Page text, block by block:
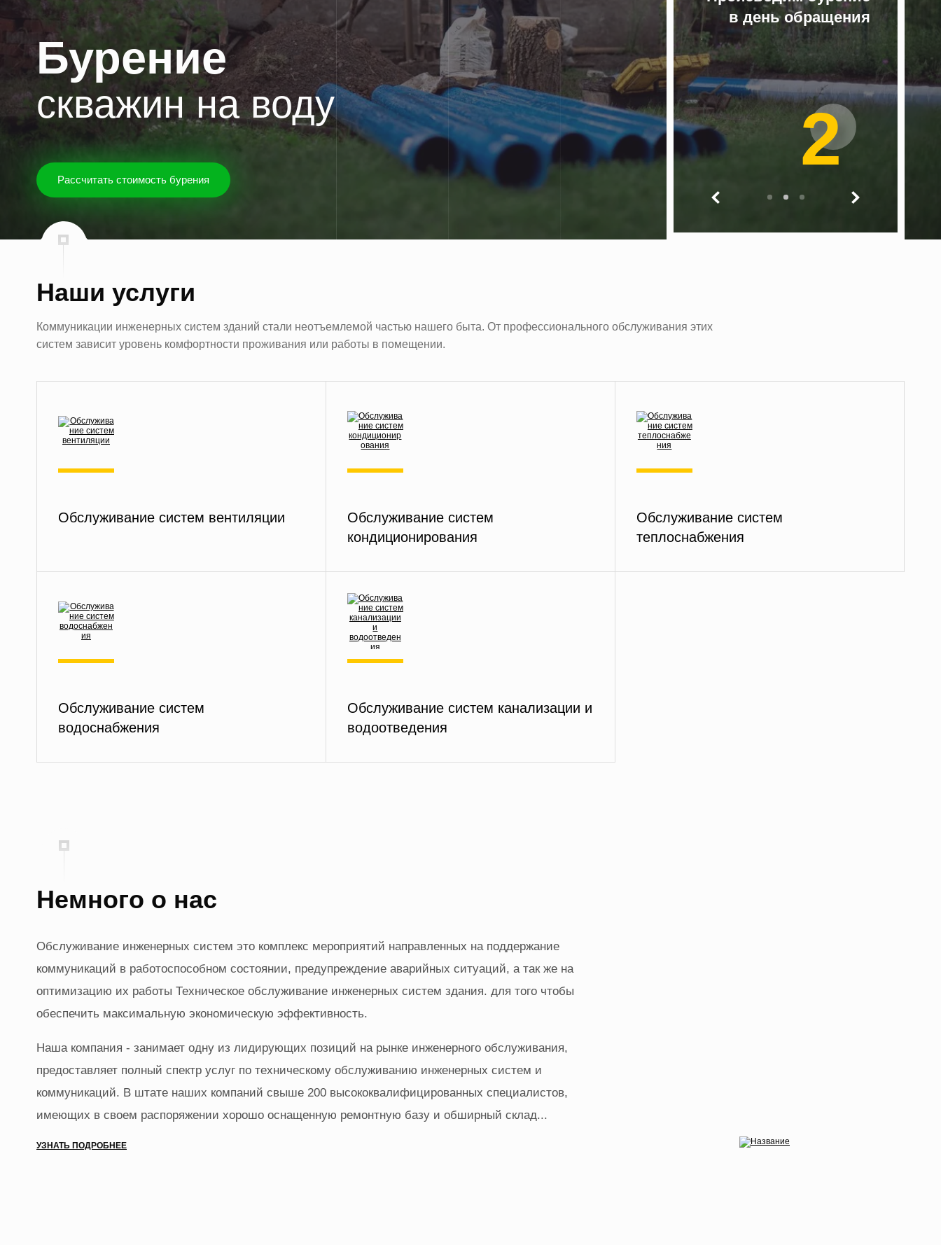
Бурение
скважин на воду
Рассчитать стоимость бурения
буровики
3
быстрое и
качественное
бурение скважины
1
в день обращения
2
Наши услуги
Коммуникации инженерных систем зданий стали неотъемлемой частью нашего быта. От профессионального обслуживания этих
систем зависит уровень комфортности проживания или работы в помещении.
Обслуживание систем вентиляции
Обслуживание систем
кондиционирования
Обслуживание систем
теплоснабжения
Обслуживание систем
водоснабжения
Обслуживание систем канализации и
водоотведения
Немного о нас
Обслуживание инженерных систем это комплекс мероприятий направленных на поддержание
коммуникаций в работоспособном состоянии, предупреждение аварийных ситуаций, а так же на
оптимизацию их работы Техническое обслуживание инженерных систем здания. для того чтобы
обеспечить максимальную экономическую эффективность.
Наша компания - занимает одну из лидирующих позиций на рынке инженерного обслуживания,
предоставляет полный спектр услуг по техническому обслуживанию инженерных систем и
коммуникаций. В штате наших компаний свыше 200 высококвалифицированных специалистов,
имеющих в своем распоряжении хорошо оснащенную ремонтную базу и обширный склад...
УЗНАТЬ ПОДРОБНЕЕ